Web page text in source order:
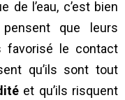
de l’eau, c’est bien
que leurs
favorisé le contact
qu’ils sont tout
et qu’ils risquent